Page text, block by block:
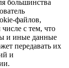
большинства
файлов,
с тем, что
и иные данные
передавать их
и